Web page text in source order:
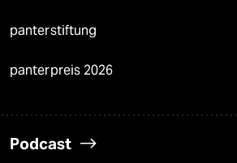
panterstiftung
panterpreis 2026
Podcast